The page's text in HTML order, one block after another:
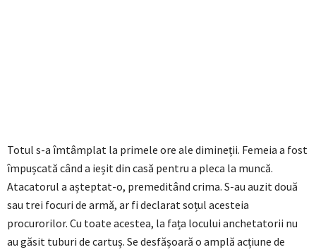
Totul s-a îmtâmplat la primele ore ale dimineții. Femeia a fost
împușcată când a ieșit din casă pentru a pleca la muncă.
Atacatorul a așteptat-o, premeditând crima. S-au auzit două
sau trei focuri de armă, ar fi declarat soțul acesteia
procurorilor. Cu toate acestea, la fața locului anchetatorii nu
au găsit tuburi de cartuș. Se desfășoară o amplă acțiune de